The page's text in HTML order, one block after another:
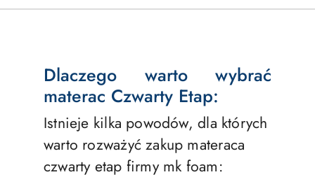
Dlaczego warto wybrać
materac Czwarty Etap:
Istnieje kilka powodów, dla których
warto rozważyć zakup materaca
czwarty etap firmy mk foam: